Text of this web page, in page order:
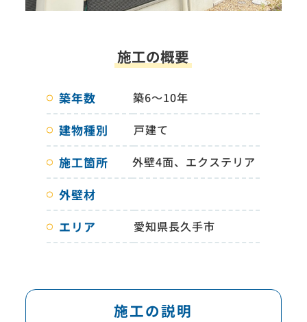
施工の概要
築年数 築6～10年
建物種別 戸建て
施工箇所 外壁4面、エクステリア
外壁材
エリア
愛知県長久手市
施工の説明